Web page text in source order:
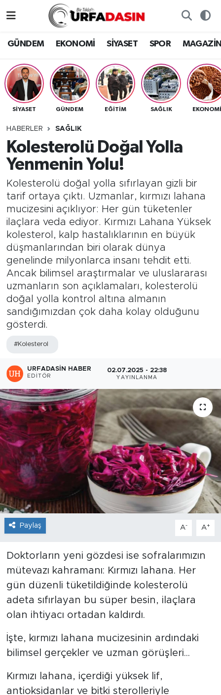
GÜNDEM EKONOMİ SİYASET SPOR
SİYASET GÜNDEM EĞITIM SAĞLIK EKONOMİ
HABERLER SAĞLIK
Kolesterolü Doğal Yolla
Yenmenin Yolu!
Kolesterolü doğal yolla sıfırlayan gizli bir
tarif ortaya çıktı. Uzmanlar, kırmızı lahana
mucizesini açıklıyor: Her gün tüketenler
ilaçlara veda ediyor. Kırmızı Lahana Yüksek
kolesterol, kalp hastalıklarının en büyük
düşmanlarından biri olarak dünya
genelinde milyonlarca insanı tehdit etti.
Ancak bilimsel araştırmalar ve uluslararası
uzmanların son açıklamaları, kolesterolü
doğal yolla kontrol altına almanın
sandığımızdan çok daha kolay olduğunu
gösterdi.
#Kolesterol
URFADASIN HABER
EDITÖR
02.07.2025 - 22:38
YAYINLANMA
Paylaş A- A+
Doktorların yeni gözdesi ise sofralarımızın
mütevazı kahramanı: Kırmızı lahana. Her
gün düzenli tüketildiğinde kolesterolü
adeta sıfırlayan bu süper besin, ilaçlara
olan ihtiyacı ortadan kaldırdı.
İşte, kırmızı lahana mucizesinin ardındaki
bilimsel gerçekler ve uzman görüşleri...
Kırmızı lahana, içerdiği yüksek lif,
antioksidanlar ve bitki sterolleriyle
EKONOMİ
SİYASET
SPOR
SAĞLIK
TEKNOLOJİ
OTOMOBİL
Gizlilik ve Güvenlik Politikası
İletişim
Nöbetçi Eczaneler
Hava Durumu
Namaz Vakitleri
Trafik Durumu
Tüm Manşetler
Son Dakika Haberleri
Haber Arşivi